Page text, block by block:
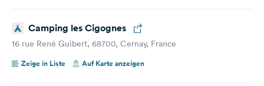
Camping les Cigognes
16 rue René Guibert, 68700, Cernay, France
Zeige in Liste
Auf Karte anzeigen